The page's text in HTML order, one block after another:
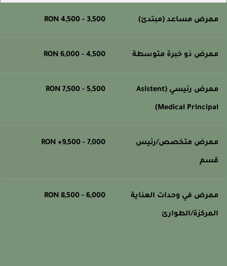
ممرض مساعد (مبتدئ) 3,500 - 4,500 RON
ممرض ذو خبرة متوسطة 4,500 - 6,000 RON
ممرض رئيسي (Asistent
Medical Principal)
5,500 - 7,500 RON
ممرض متخصص/رئيس
قسم
7,000 - 9,500+ RON
ممرض في وحدات العناية
المركزة/الطوارئ
6,000 - 8,500 RON